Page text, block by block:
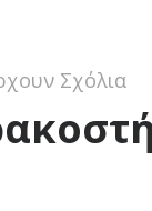
Σχόλια